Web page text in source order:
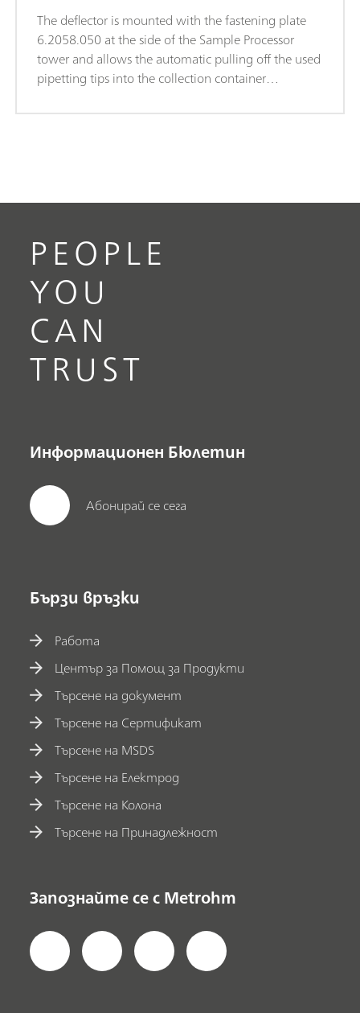
The deflector is mounted with the fastening plate
6.2058.050 at the side of the Sample Processor
tower and allows the automatic pulling off the used
pipetting tips into the collection container
PEOPLE
YOU
CAN
TRUST
Информационен Бюлетин
Абонирай се сега
Бързи връзки
Работа
Център за Помощ за Продукти
Търсене на документ
Търсене на Сертификат
Търсене на MSDS
Търсене на Електрод
Търсене на Колона
Търсене на Принадлежност
Запознайте се с Metrohm